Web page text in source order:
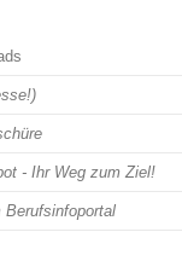
- Ihr Weg zum Ziel!
Berufsinfoportal